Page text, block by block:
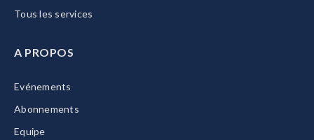
Tous les services
A PROPOS
Evénements
Abonnements
Equipe